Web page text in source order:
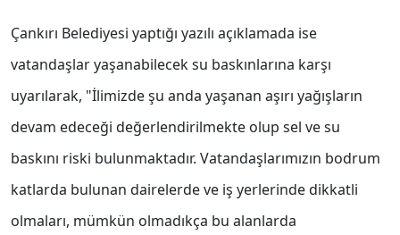
Çankırı Belediyesi yaptığı yazılı açıklamada ise
vatandaşlar yaşanabilecek su baskınlarına karşı
uyarılarak, "İlimizde şu anda yaşanan aşırı yağışların
devam edeceği değerlendirilmekte olup sel ve su
baskını riski bulunmaktadır. Vatandaşlarımızın bodrum
katlarda bulunan dairelerde ve iş yerlerinde dikkatli
olmaları, mümkün olmadıkça bu alanlarda